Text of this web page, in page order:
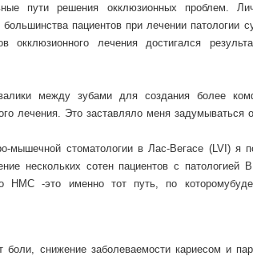
пути решения окклюзионных проблем.
пациентов при лечении патологии
окклюзионного лечения достигался
между зубами для создания более
лечения. Это заставляло меня задумываться
мышечной стоматологии в Лас-Вегасе (LVI) я
нескольких сотен пациентов с патологией
НМС -это именно тот путь, по
снижение заболеваемости кариесом и